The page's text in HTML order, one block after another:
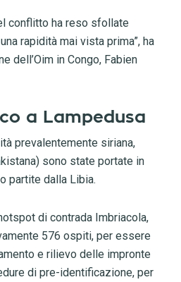
conflitto ha reso sfollate
rapidità mai vista prima”, ha
dell’Oim in Congo, Fabien
a Lampedusa
prevalentemente siriana,
sono state portate in
partite dalla Libia.
di contrada Imbriacola,
576 ospiti, per essere
e rilievo delle impronte
di pre-identificazione, per